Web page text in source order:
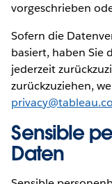
vorgeschrieben
Sofern die
basiert, haben Sie
jederzeit
zurückzuziehen,
Sensible
Daten